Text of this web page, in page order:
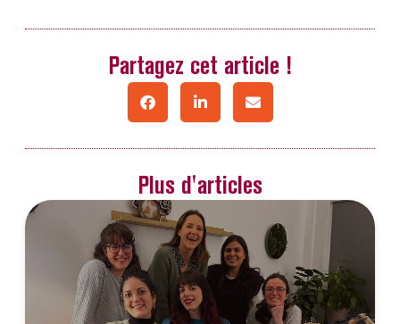
Partagez cet article !
Plus d'articles